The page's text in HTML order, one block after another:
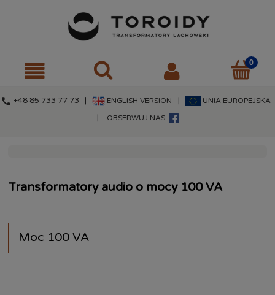
call +48 85 733 77 73 | ENGLISH VERSION UNIA EUROPEJSKA
OBSERWUJ NAS
Transformatory audio o mocy 100 VA
Moc 100 VA